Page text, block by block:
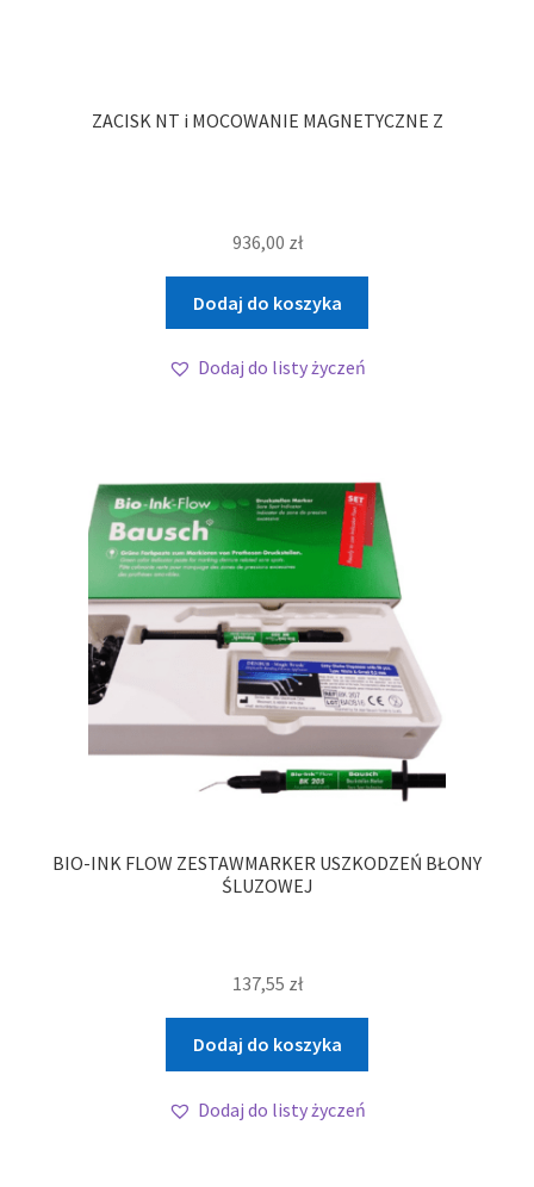
ZACISK NT i MOCOWANIE MAGNETYCZNE Z
936,00 zł
Dodaj do koszyka
Dodaj do listy życzeń
BIO-INK FLOW ZESTAWMARKER USZKODZEŃ BŁONY
ŚLUZOWEJ
137,55 zł
Dodaj do koszyka
Dodaj do listy życzeń